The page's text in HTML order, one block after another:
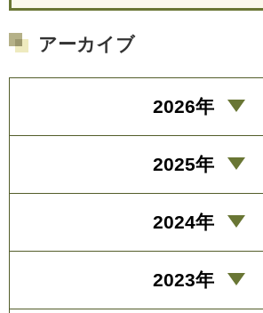
アーカイブ
2026年
2025年
2024年
2023年